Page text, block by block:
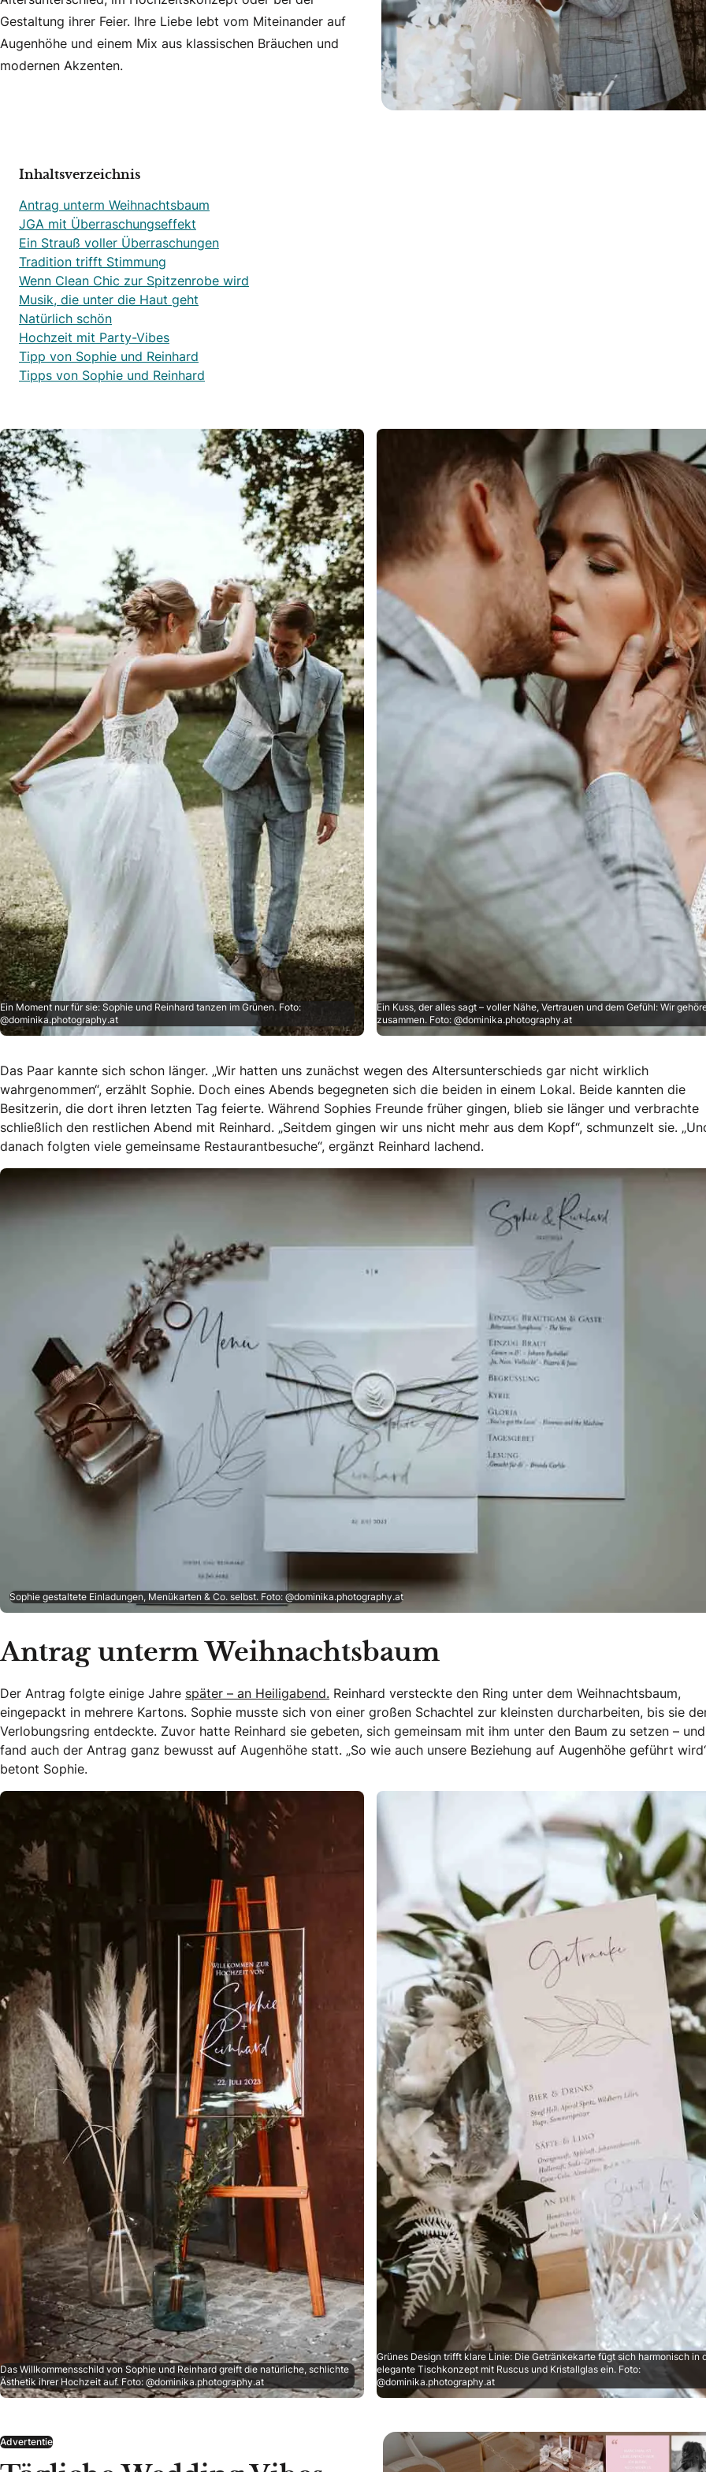
Gestaltung ihrer Feier. Ihre Liebe lebt vom Miteinander auf
Augenhöhe und einem Mix aus klassischen Bräuchen und
modernen Akzenten.
Inhaltsverzeichnis
Antrag unterm Weihnachtsbaum
JGA mit Überraschungseffekt
Ein Strauß voller Überraschungen
Tradition trifft Stimmung
Wenn Clean Chic zur Spitzenrobe wird
Musik, die unter die Haut geht
Natürlich schön
Hochzeit mit Party-Vibes
Tipp von Sophie und Reinhard
Tipps von Sophie und Reinhard
Ein Moment nur für sie: Sophie und Reinhard tanzen im Grünen. Foto:
@dominika.photography.at
Ein Kuss, der alles sagt – voller Nähe, Vertrauen und dem Gefühl: Wir
zusammen. Foto: @dominika.photography.at
Das Paar kannte sich schon länger. „Wir hatten uns zunächst wegen des Altersunterschieds gar nicht wirklich
wahrgenommen“, erzählt Sophie. Doch eines Abends begegneten sich die beiden in einem Lokal. Beide kannten die
Besitzerin, die dort ihren letzten Tag feierte. Während Sophies Freunde früher gingen, blieb sie länger und verbrachte
schließlich den restlichen Abend mit Reinhard. „Seitdem gingen wir uns nicht mehr aus dem Kopf“, schmunzelt sie.
danach folgten viele gemeinsame Restaurantbesuche“, ergänzt Reinhard lachend.
Sophie gestaltete Einladungen, Menükarten & Co. selbst. Foto: @dominika.photography.at
Antrag unterm Weihnachtsbaum
Der Antrag folgte einige Jahre später – an Heiligabend. Reinhard versteckte den Ring unter dem Weihnachtsbaum,
eingepackt in mehrere Kartons. Sophie musste sich von einer großen Schachtel zur kleinsten durcharbeiten, bis sie
Verlobungsring entdeckte. Zuvor hatte Reinhard sie gebeten, sich gemeinsam mit ihm unter den Baum zu setzen –
fand auch der Antrag ganz bewusst auf Augenhöhe statt. „So wie auch unsere Beziehung auf Augenhöhe geführt
betont Sophie.
Das Willkommensschild von Sophie und Reinhard greift die natürliche, schlichte
Ästhetik ihrer Hochzeit auf. Foto: @dominika.photography.at
Grünes Design trifft klare Linie: Die Getränkekarte fügt sich harmonisch in
elegante Tischkonzept mit Ruscus und Kristallglas ein. Foto:
@dominika.photography.at
Advertentie